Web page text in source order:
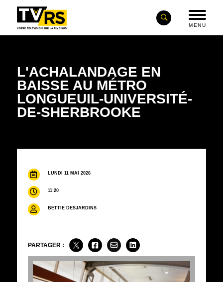
MENU
L'ACHALANDAGE EN
BAISSE AU MÉTRO
LONGUEUIL-UNIVERSITÉ-
DE-SHERBROOKE
LUNDI 11 MAI 2026
11:20
BETTIE DESJARDINS
PARTAGER :